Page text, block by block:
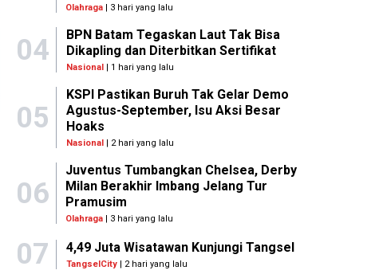
Olahraga | 3 hari yang lalu
04
BPN Batam Tegaskan Laut Tak Bisa
Dikapling dan Diterbitkan Sertifikat
Nasional | 1 hari yang lalu
05
KSPI Pastikan Buruh Tak Gelar Demo
Agustus-September, Isu Aksi Besar
Hoaks
Nasional | 2 hari yang lalu
06
Juventus Tumbangkan Chelsea, Derby
Milan Berakhir Imbang Jelang Tur
Pramusim
Olahraga | 3 hari yang lalu
07 4,49 Juta Wisatawan Kunjungi Tangsel
TangselCity | 2 hari yang lalu